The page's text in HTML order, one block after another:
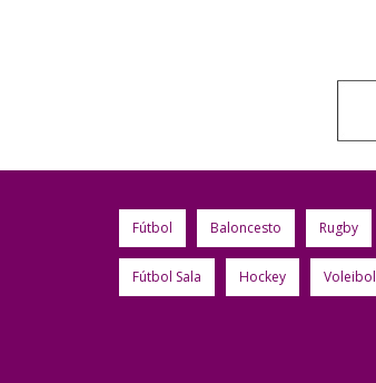
Fútbol Baloncesto Rugby
Fútbol Sala Hockey Voleibol